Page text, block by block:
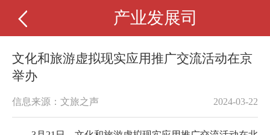
产业发展司
文化和旅游虚拟现实应用推广交流活动在京
举办
信息来源：文旅之声 2024-03-22